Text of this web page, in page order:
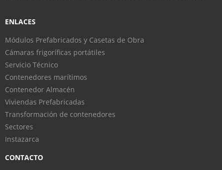
ENLACES
Módulos Prefabricados y Casetas de Obra
Cámaras frigoríficas portátiles
Servicio Técnico
Contenedores marítimos
Contenedor Almacén
Viviendas Prefabricadas
Transformación de contenedores
Sectores
Instazarca
CONTACTO